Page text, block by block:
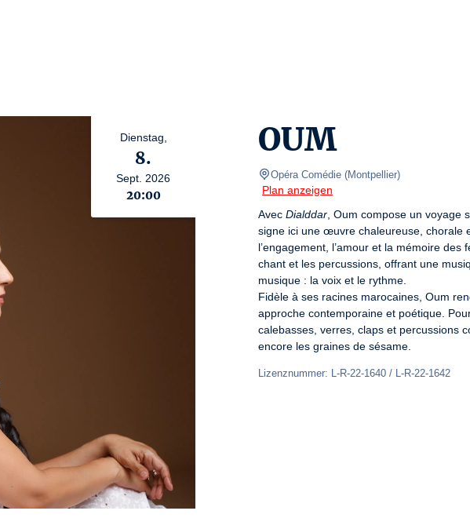
Dienstag,
8.
Sept. 2026
20:00
OUM
Opéra Comédie (Montpellier)
Plan anzeigen
Avec Dialddar , Oum compose un
signe ici une œuvre chaleureuse, chorale
l’engagement, l’amour et la mémoire
chant et les percussions, offrant une
musique : la voix et
Fidèle à ses racines marocaines, Oum
approche contemporaine et poétique.
calebasses, verres, claps et percussions
encore les graines de sésame.
Lizenznummer: L-R-22-1640 / L-R-22-1642